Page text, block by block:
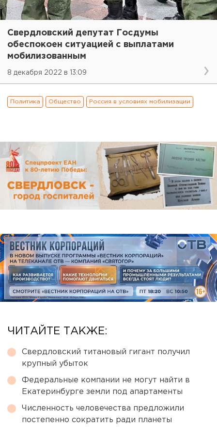
Свердловский депутат Госдумы
обеспокоен ситуацией с выплатами
мобилизованным
8 декабря 2022 в 13:09
Политика Общество Россия в условиях мобилизации
ЧИТАЙТЕ ТАКЖЕ:
Свердловский титановый гигант получил
крупный убыток
Федеральные компании не могут найти в
Екатеринбурге земли под апартаменты
Численность человечества предложили
постепенно сократить ради планеты